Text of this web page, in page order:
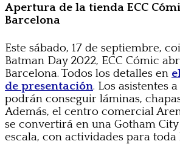
Apertura de la tienda ECC
Barcelona
Este sábado, 17 de septiembre,
Batman Day 2022, ECC Cómic
Barcelona. Todos los detalles en
de presentación. Los asistentes
podrán conseguir láminas,
Además, el centro comercial
se convertirá en una Gotham
escala, con actividades para toda